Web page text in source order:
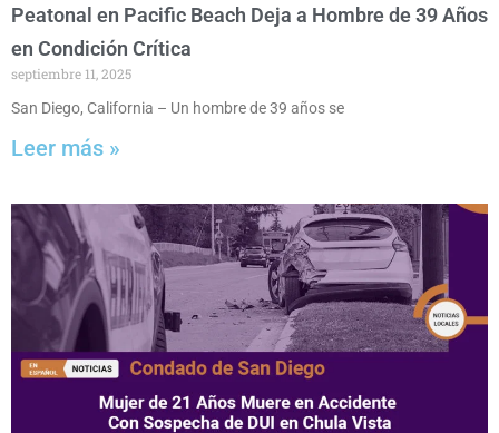
Peatonal en Pacific Beach Deja a Hombre de 39 Años
en Condición Crítica
septiembre 11, 2025
San Diego, California – Un hombre de 39 años se
Leer más »